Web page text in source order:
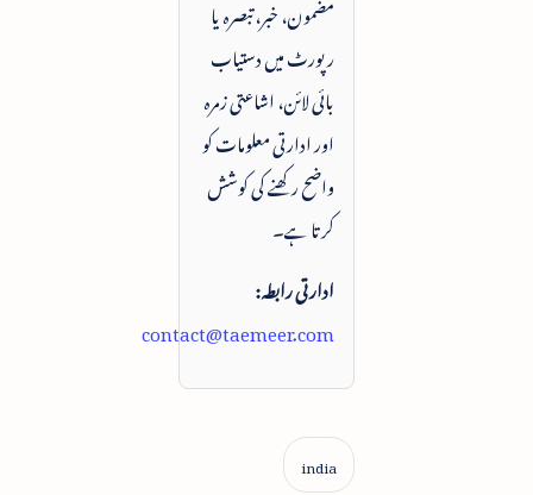
مضمون، خبر، تبصرہ یا
رپورٹ میں دستیاب
بائی لائن، اشاعتی زمرہ
اور ادارتی معلومات کو
واضح رکھنے کی کوشش
کرتا ہے۔
ادارتی رابطہ:
contact@taemeer.com